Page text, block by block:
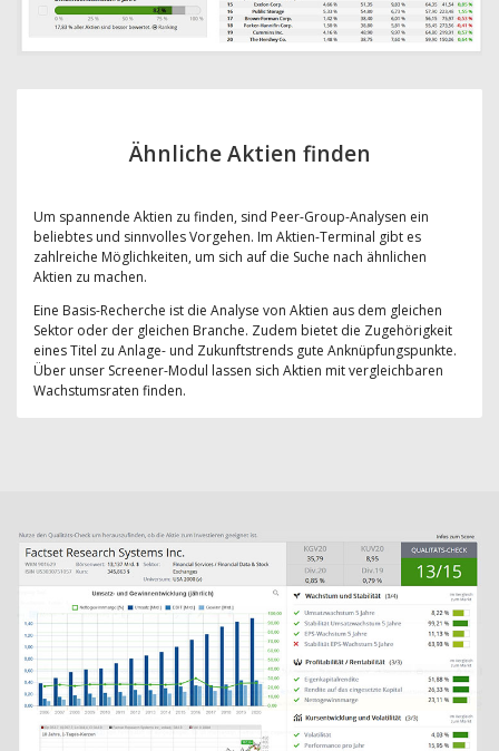
Ähnliche Aktien finden
Um spannende Aktien zu finden, sind Peer-Group-Analysen ein
beliebtes und sinnvolles Vorgehen. Im Aktien-Terminal gibt es
zahlreiche Möglichkeiten, um sich auf die Suche nach ähnlichen
Aktien zu machen.
Eine Basis-Recherche ist die Analyse von Aktien aus dem gleichen
Sektor oder der gleichen Branche. Zudem bietet die Zugehörigkeit
eines Titel zu Anlage- und Zukunftstrends gute Anknüpfungspunkte.
Über unser Screener-Modul lassen sich Aktien mit vergleichbaren
Wachstumsraten finden.